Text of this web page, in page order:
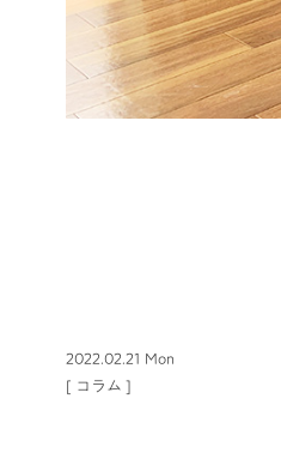
2022.02.21 Mon
[ コラム ]